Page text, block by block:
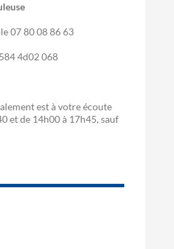
07 80 08 86 63
4d02 068
est à votre écoute
et de 14h00 à 17h45, sauf